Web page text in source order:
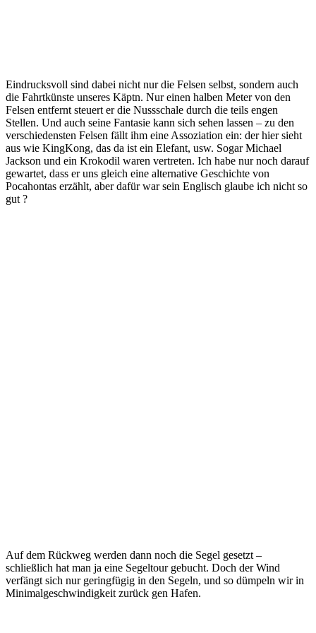
Eindrucksvoll sind dabei nicht nur die Felsen selbst, sondern auch
die Fahrtkünste unseres Käptn. Nur einen halben Meter von den
Felsen entfernt steuert er die Nussschale durch die teils engen
Stellen. Und auch seine Fantasie kann sich sehen lassen – zu den
verschiedensten Felsen fällt ihm eine Assoziation ein: der hier sieht
aus wie KingKong, das da ist ein Elefant, usw. Sogar Michael
Jackson und ein Krokodil waren vertreten. Ich habe nur noch darauf
gewartet, dass er uns gleich eine alternative Geschichte von
Pocahontas erzählt, aber dafür war sein Englisch glaube ich nicht so
gut ?
Auf dem Rückweg werden dann noch die Segel gesetzt –
schließlich hat man ja eine Segeltour gebucht. Doch der Wind
verfängt sich nur geringfügig in den Segeln, und so dümpeln wir in
Minimalgeschwindigkeit zurück gen Hafen.